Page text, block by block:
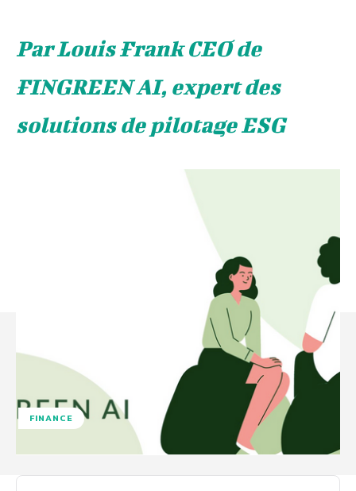
Par Louis Frank CEO de
FINGREEN AI, expert des
solutions de pilotage ESG
FINANCE